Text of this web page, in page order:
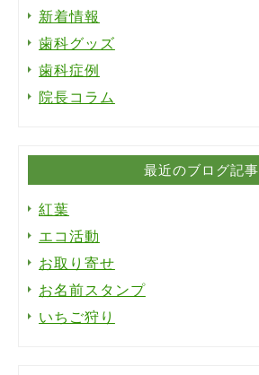
新着情報
歯科グッズ
歯科症例
院長コラム
最近のブログ記事
紅葉
エコ活動
お取り寄せ
お名前スタンプ
いちご狩り